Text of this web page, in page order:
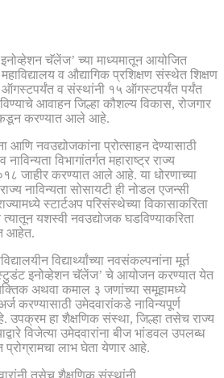
चॅलेंज’ च्या माध्यमातून आयोजित
व औद्यागिक प्रशिक्षण संस्थेत शिक्षण
ऑगस्टपर्यंत व संस्थांनी १५ ऑगस्टपर्यंत पर्यंत
आवाहन जिल्हा कौशल्य विकास, रोजगार
करण्यात आले आहे.
आणि नवउद्योजकांना प्रोत्साहन देण्यासाठी
विभागांतर्गत महाराष्ट्र राज्य
जाहीर करण्यात आले आहे. या धोरणाच्या
नाविन्यता सोसायटी ही नोडल एजन्सी
स्टार्टअप परिसंस्थेच्या विकासाकरिता
त्यातून यशस्वी नवउद्योजक घडविण्याकरिता
आहेत.
विद्यार्थ्यांच्या नवसंकल्पनांना मूर्त
स्टुडंट इनोव्हेशन चॅलेंज’ चे आयोजन करण्यात येत
अथवा कमाल ३ जणांच्या समूहामध्ये
करण्यासाठी उमेदवारांकडे नाविन्यपूर्ण
हा शैक्षणिक संस्था, जिल्हा तसेच राज्य
विजेत्या उमेदवारांना बीज भांडवल उपलब्ध
लाभ घेता येणार आहे.
तसेच शैक्षणिक संस्थांनी